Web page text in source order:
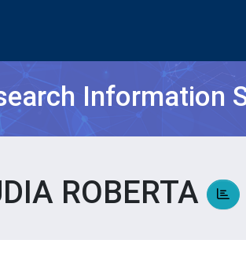
Information
ROBERTA